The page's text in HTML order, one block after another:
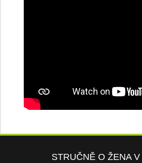
STRUČNĚ O ŽENA